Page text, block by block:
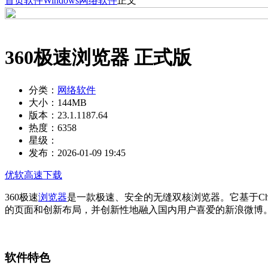
360极速浏览器 正式版
分类： 网络软件
大小： 144MB
版本： 23.1.1187.64
热度： 6358
星级：
发布： 2026-01-09 19:45
优软高速下载
360极速浏览器是一款极速、安全的无缝双核浏览器。它基于
的页面和创新布局，并创新性地融入国内用户喜爱的新浪微博
软件特色